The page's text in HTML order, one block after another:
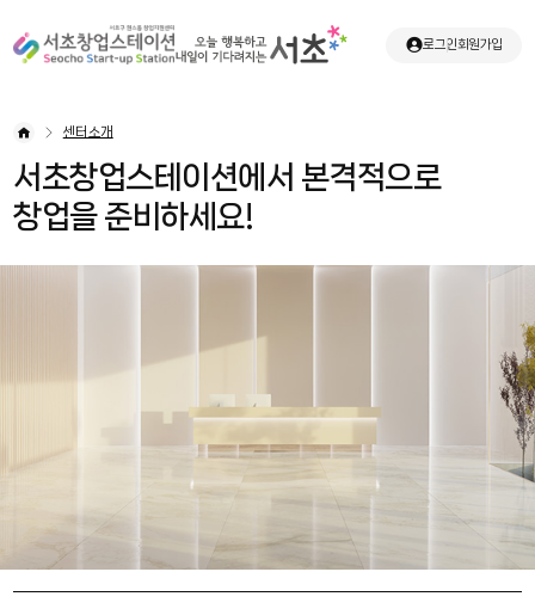
로그인회원가입
센터소개
서초창업스테이션에서 본격적으로
창업을 준비하세요!